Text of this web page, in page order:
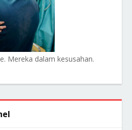
Mereka dalam kesusahan.